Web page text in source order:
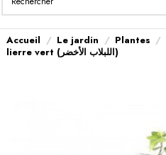
Accueil Le jardin Plantes
lierre vert (اللبلاب الأخضر)